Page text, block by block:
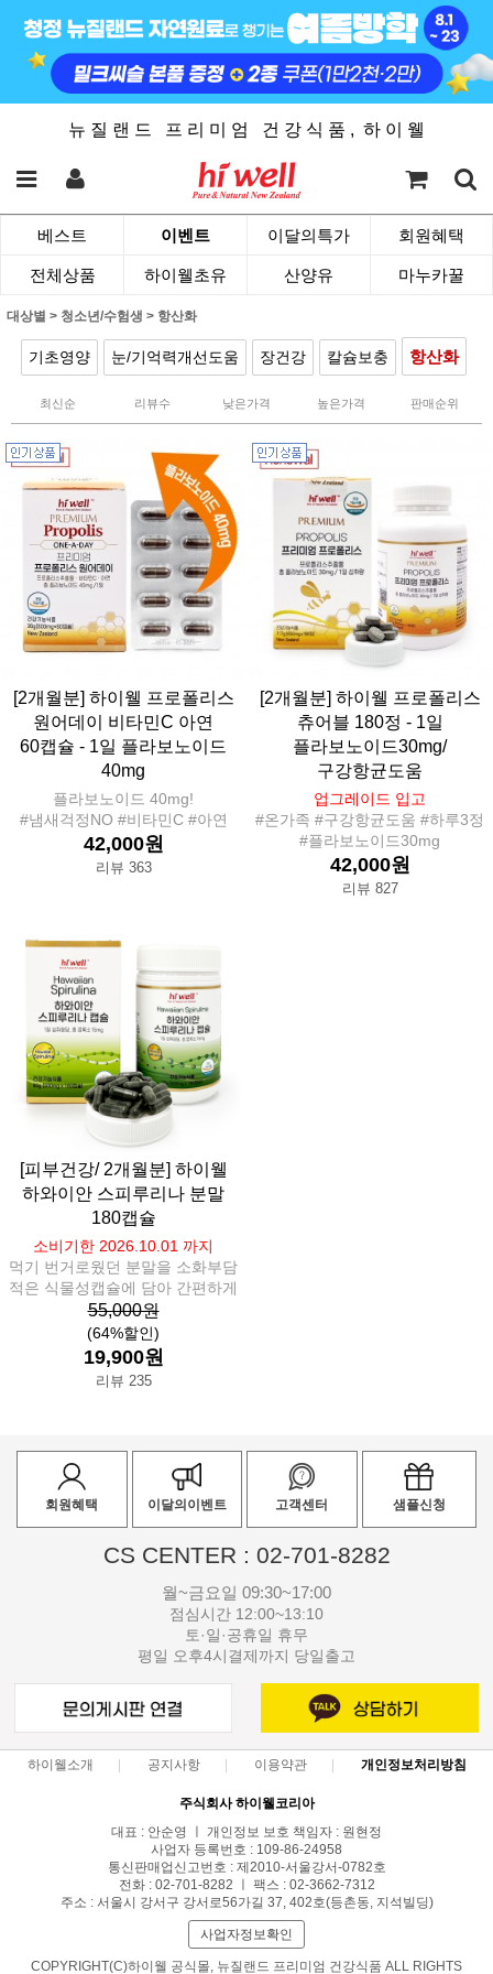
뉴 질 랜 드 프 리 미 엄 건 강 식 품 , 하 이 웰
베스트 이벤트 이달의특가 회원혜택
전체상품 하이웰초유 산양유 마누카꿀
대상별 > 청소년/수험생 > 항산화
기초영양 눈/기억력개선도움 장건강 칼슘보충 항산화
최신순 리뷰수 낮은가격 높은가격 판매순위
[2개월분] 하이웰 프로폴리스
원어데이 비타민C 아연
60캡슐 - 1일 플라보노이드
40mg
플라보노이드 40mg!
#냄새걱정NO #비타민C #아연
42,000원
리뷰 363
[2개월분] 하이웰 프로폴리스
츄어블 180정 - 1일
플라보노이드30mg/
구강항균도움
업그레이드 입고
#온가족 #구강항균도움 #하루3정
#플라보노이드30mg
42,000원
리뷰 827
[피부건강/ 2개월분] 하이웰
하와이안 스피루리나 분말
180캡슐
소비기한 2026.10.01 까지
먹기 번거로웠던 분말을 소화부담
적은 식물성캡슐에 담아 간편하게
55,000원
(64%할인)
19,900원
리뷰 235
회원혜택 이달의이벤트 고객센터 샘플신청
CS CENTER : 02-701-8282
월~금요일 09:30~17:00
점심시간 12:00~13:10
토·일·공휴일 휴무
평일 오후4시결제까지 당일출고
하이웰소개 공지사항 이용약관 개인정보처리방침
주식회사 하이웰코리아
대표 : 안순영 ㅣ 개인정보 보호 책임자 : 원현정
사업자 등록번호 : 109-86-24958
통신판매업신고번호 : 제2010-서울강서-0782호
전화 : 02-701-8282 ㅣ 팩스 : 02-3662-7312
주소 : 서울시 강서구 강서로56가길 37, 402호(등촌동, 지석빌딩)
사업자정보확인
COPYRIGHT(C)하이웰 공식몰, 뉴질랜드 프리미엄 건강식품 ALL RIGHTS